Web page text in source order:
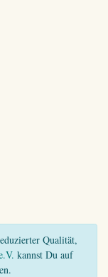
Qualität,
kannst Du auf